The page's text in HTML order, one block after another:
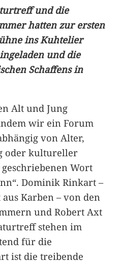
und die
hatten zur ersten
ins Kuhtelier
und die
Schaffens in
Alt und Jung
wir ein Forum
von Alter,
oder kultureller
Wort
Dominik Rinkart –
Karben – von den
und Robert Axt
stehen im
für die
ist die treibende